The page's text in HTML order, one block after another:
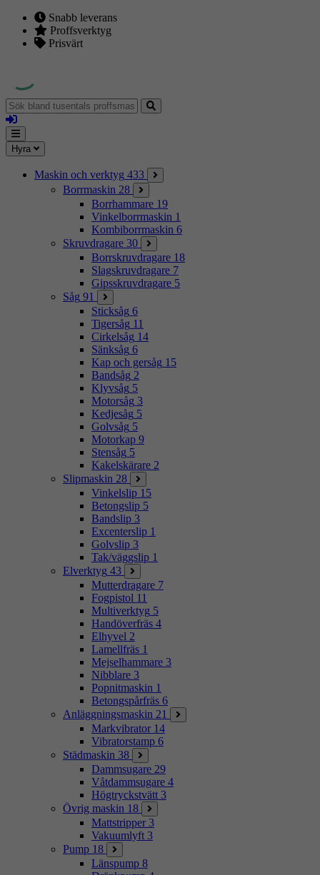
Snabb leverans
Proffsverktyg
Prisvärt
Sök
bland
tusentals
proffsmaskiner
Logga
in
Mina
sidor
Meny
Hyra
Maskin och verktyg 433
Borrmaskin 28
Borrhammare 19
Vinkelborrmaskin 1
Kombiborrmaskin 6
Skruvdragare 30
Borrskruvdragare 18
Slagskruvdragare 7
Gipsskruvdragare 5
Såg 91
Sticksåg 6
Tigersåg 11
Cirkelsåg 14
Sänksåg 6
Kap och gersåg 15
Bandsåg 2
Klyvsåg 5
Motorsåg 3
Kedjesåg 5
Golvsåg 5
Motorkap 9
Stensåg 5
Kakelskärare 2
Slipmaskin 28
Vinkelslip 15
Betongslip 5
Bandslip 3
Excenterslip 1
Golvslip 3
Tak/väggslip 1
Elverktyg 43
Mutterdragare 7
Fogpistol 11
Multiverktyg 5
Handöverfräs 4
Elhyvel 2
Lamellfräs 1
Mejselhammare 3
Nibblare 3
Popnitmaskin 1
Betongspårfräs 6
Anläggningsmaskin 21
Markvibrator 14
Vibratorstamp 6
Städmaskin 38
Dammsugare 29
Våtdammsugare 4
Högtryckstvätt 3
Övrig maskin 18
Mattstripper 3
Vakuumlyft 3
Pump 18
Länspump 8